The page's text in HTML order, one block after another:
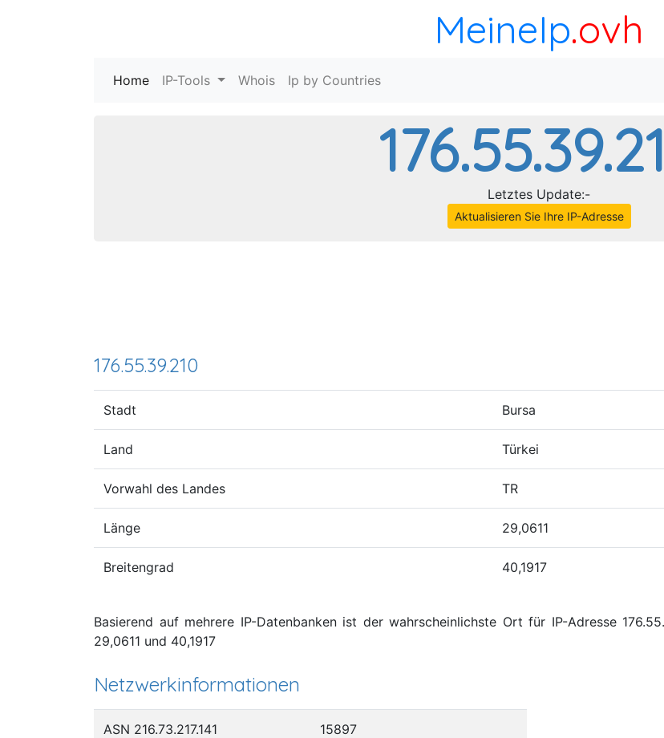
MeineIp.ovh
Home (current)
IP-Tools Whois Ip by Countries
Letztes Update:-
Aktualisieren Sie Ihre IP-Adresse
176.55.39.210
Stadt Bursa
Land Türkei
Vorwahl des Landes TR
Länge 29,0611
Breitengrad 40,1917
Basierend auf mehrere IP-Datenbanken ist der wahrscheinlichste Ort für IP-Adresse
29,0611 und 40,1917
Netzwerkinformationen
ASN 216.73.217.141 15897